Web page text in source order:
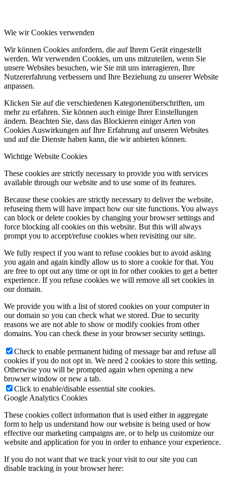
Wie wir Cookies verwenden
Wir können Cookies anfordern, die auf Ihrem Gerät eingestellt
werden. Wir verwenden Cookies, um uns mitzuteilen, wenn Sie
unsere Websites besuchen, wie Sie mit uns interagieren, Ihre
Nutzererfahrung verbessern und Ihre Beziehung zu unserer Website
anpassen.
Klicken Sie auf die verschiedenen Kategorienüberschriften, um
mehr zu erfahren. Sie können auch einige Ihrer Einstellungen
ändern. Beachten Sie, dass das Blockieren einiger Arten von
Cookies Auswirkungen auf Ihre Erfahrung auf unseren Websites
und auf die Dienste haben kann, die wir anbieten können.
Wichtige Website Cookies
These cookies are strictly necessary to provide you with services
available through our website and to use some of its features.
Because these cookies are strictly necessary to deliver the website,
refuseing them will have impact how our site functions. You always
can block or delete cookies by changing your browser settings and
force blocking all cookies on this website. But this will always
prompt you to accept/refuse cookies when revisiting our site.
We fully respect if you want to refuse cookies but to avoid asking
you again and again kindly allow us to store a cookie for that. You
are free to opt out any time or opt in for other cookies to get a better
experience. If you refuse cookies we will remove all set cookies in
our domain.
We provide you with a list of stored cookies on your computer in
our domain so you can check what we stored. Due to security
reasons we are not able to show or modify cookies from other
domains. You can check these in your browser security settings.
Check to enable permanent hiding of message bar and refuse all
cookies if you do not opt in. We need 2 cookies to store this setting.
Otherwise you will be prompted again when opening a new
browser window or new a tab.
Click to enable/disable essential site cookies.
Google Analytics Cookies
These cookies collect information that is used either in aggregate
form to help us understand how our website is being used or how
effective our marketing campaigns are, or to help us customize our
website and application for you in order to enhance your experience.
If you do not want that we track your visit to our site you can
disable tracking in your browser here: